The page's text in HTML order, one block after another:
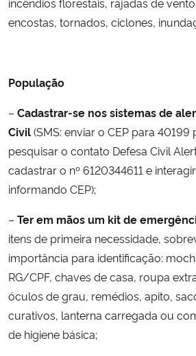
encostas, tornados, ciclones,
População
– Cadastrar-se nos sistemas de
Civil(SMS: enviar o CEP para 40199
pesquisar o contato Defesa Civil
cadastrar o nº 6120344611 e
informando CEP);
– Ter em mãos um kit de
itens de primeira necessidade,
importância para identificação:
RG/CPF, chaves de casa, roupa
óculos de grau, remédios, apito,
curativos, lanterna carregada ou
de higiene básica;